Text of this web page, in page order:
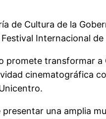
de Cultura de la
Internacional
promete transformar a
cinematográfica
presentar una amplia